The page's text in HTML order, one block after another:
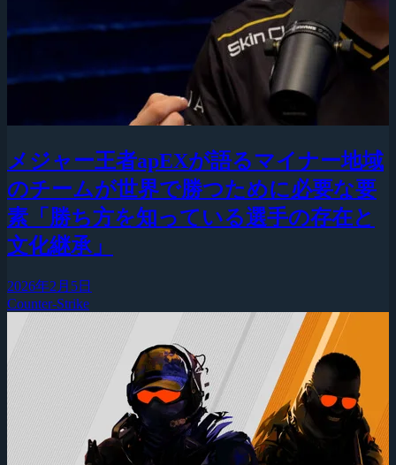
メジャー王者apEXが語るマイナー地域
のチームが世界で勝つために必要な要
素「勝ち方を知っている選手の存在と
文化継承」
2026年2月5日
Counter-Strike